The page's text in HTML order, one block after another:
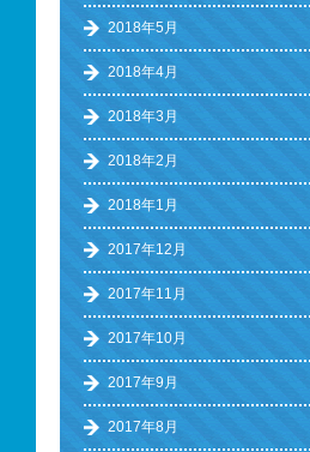
2018年5月
2018年4月
2018年3月
2018年2月
2018年1月
2017年12月
2017年11月
2017年10月
2017年9月
2017年8月